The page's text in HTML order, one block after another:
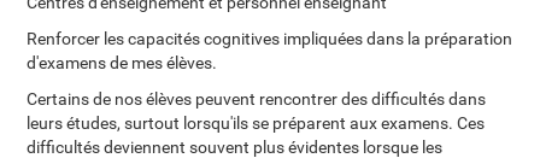
Renforcer les capacités cognitives impliquées dans la préparation
d'examens de mes élèves.
Certains de nos élèves peuvent rencontrer des difficultés dans
leurs études, surtout lorsqu'ils se préparent aux examens. Ces
difficultés deviennent souvent plus évidentes lorsque les